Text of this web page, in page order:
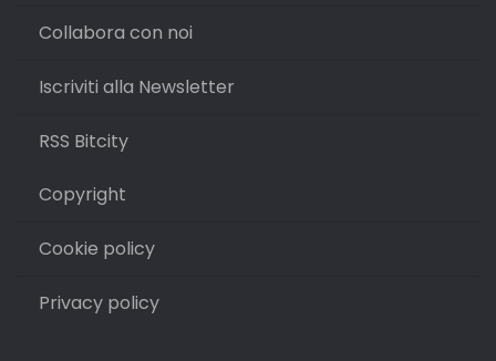
Collabora con noi
Iscriviti alla Newsletter
RSS Bitcity
Copyright
Cookie policy
Privacy policy